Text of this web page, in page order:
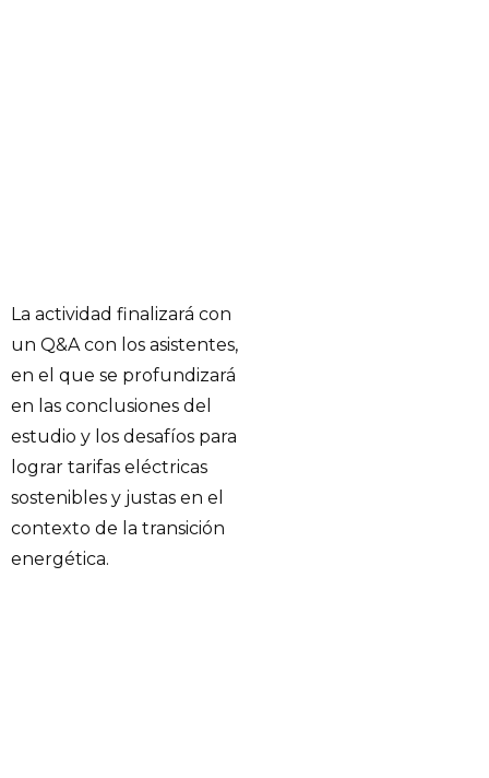
La actividad finalizará con
un Q&A con los asistentes,
en el que se profundizará
en las conclusiones del
estudio y los desafíos para
lograr tarifas eléctricas
sostenibles y justas en el
contexto de la transición
energética.